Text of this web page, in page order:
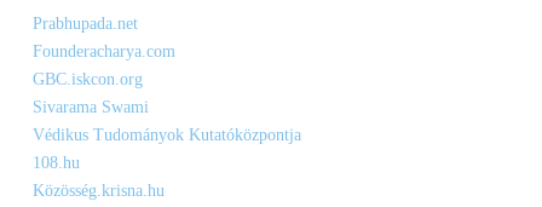
Prabhupada.net
Founderacharya.com
GBC.iskcon.org
Sivarama Swami
Védikus Tudományok Kutatóközpontja
108.hu
Közösség.krisna.hu